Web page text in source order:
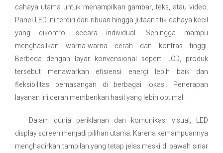
cahaya utama untuk menampilkan gambar, teks, atau video.
Panel LED ini terdiri dari ribuan hingga jutaan titik cahaya kecil
yang dikontrol secara individual. Sehingga mampu
menghasilkan warna-warna cerah dan kontras tinggi.
Berbeda dengan layar konvensional seperti LCD, produk
tersebut menawarkan efisiensi energi lebih baik dan
fleksibilitas pemasangan di berbagai lokasi. Penerapan
layanan ini cerah memberikan hasil yang lebih optimal.
Dalam dunia periklanan dan komunikasi visual, LED
display screen menjadi pilihan utama. Karena kemampuannya
menghadirkan tampilan yang tetap jelas meski di bawah sinar